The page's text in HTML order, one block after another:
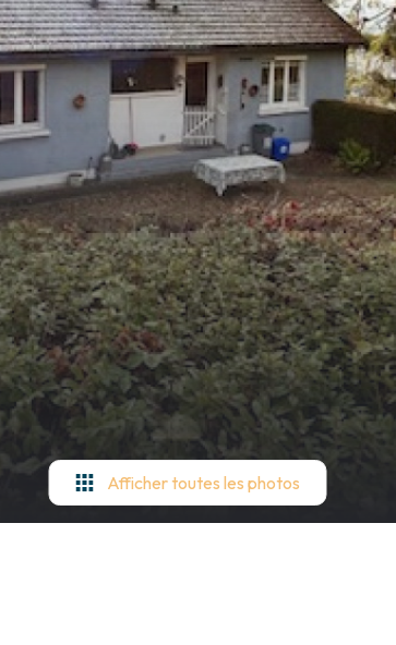
Afficher toutes les photos